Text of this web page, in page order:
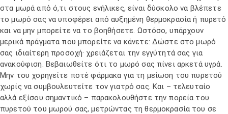
στα μωρά από ό,τι στους ενήλικες, είναι δύσκολο να βλέπετε
το μωρό σας να υποφέρει από αυξημένη θερμοκρασία ή πυρετό
και να μην μπορείτε να το βοηθήσετε. Ωστόσο, υπάρχουν
μερικά πράγματα που μπορείτε να κάνετε: Δώστε στο μωρό
σας ιδιαίτερη προσοχή· χρειάζεται την εγγύτητά σας για
ανακούφιση. Βεβαιωθείτε ότι το μωρό σας πίνει αρκετά υγρά.
Μην του χορηγείτε ποτέ φάρμακα για τη μείωση του πυρετού
χωρίς να συμβουλευτείτε τον γιατρό σας. Και – τελευταίο
αλλά εξίσου σημαντικό – παρακολουθήστε την πορεία του
πυρετού του μωρού σας, μετρώντας τη θερμοκρασία του σε